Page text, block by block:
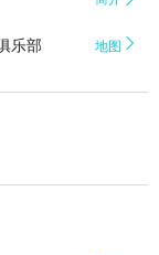
乐部 地图 